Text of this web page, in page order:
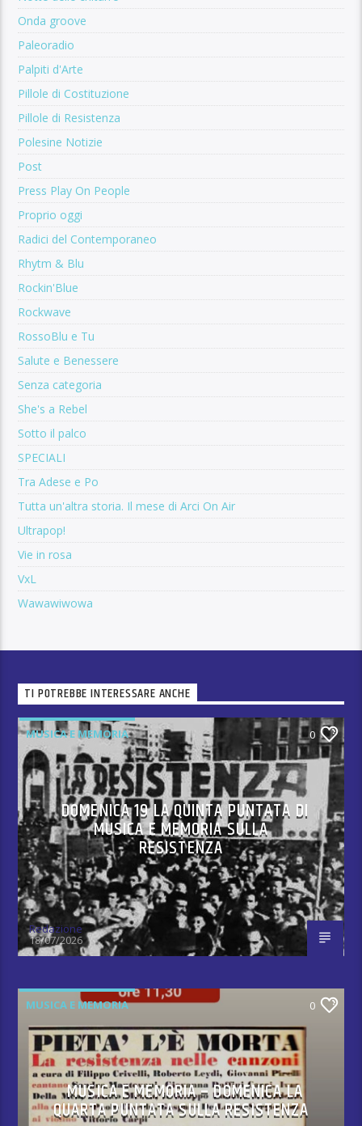
Onda groove
Paleoradio
Palpiti d'Arte
Pillole di Costituzione
Pillole di Resistenza
Polesine Notizie
Post
Press Play On People
Proprio oggi
Radici del Contemporaneo
Rhytm & Blu
Rockin'Blue
Rockwave
RossoBlu e Tu
Salute e Benessere
Senza categoria
She's a Rebel
Sotto il palco
SPECIALI
Tra Adese e Po
Tutta un'altra storia. Il mese di Arci On Air
Ultrapop!
Vie in rosa
VxL
Wawawiwowa
TI POTREBBE INTERESSARE ANCHE
MUSICA E MEMORIA 0
DOMENICA 19 LA QUINTA PUNTATA DI
MUSICA E MEMORIA SULLA
RESISTENZA
Redazione
18/07/2026
MUSICA E MEMORIA 0
MUSICA E MEMORIA – DOMENICA LA
QUARTA PUNTATA SULLA RESISTENZA